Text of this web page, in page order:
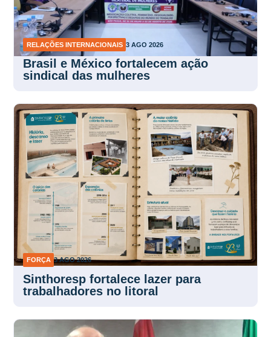
RELAÇÕES INTERNACIONAIS 3 AGO 2026
Brasil e México fortalecem ação
sindical das mulheres
FORÇA 3 AGO 2026
Sinthoresp fortalece lazer para
trabalhadores no litoral